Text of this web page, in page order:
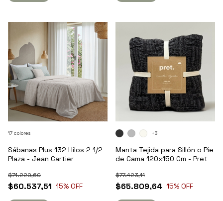
Sábanas Plus 132 Hilos 2 1/2
Plaza - Jean Cartier
$60.537,51
$71.220,60
15% OFF
17 colores
Manta Tejida para Sillón o Pie
de Cama 120x150 Cm - Pret
$65.809,64
$77.423,11
15% OFF
+3